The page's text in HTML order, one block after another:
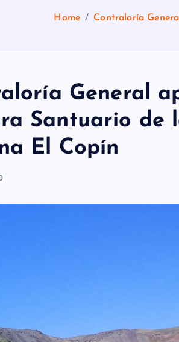
Home Contraloría
General
Santuario de
El Copín